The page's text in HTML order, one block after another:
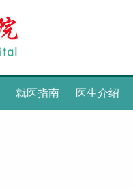
就医指南 医生介绍